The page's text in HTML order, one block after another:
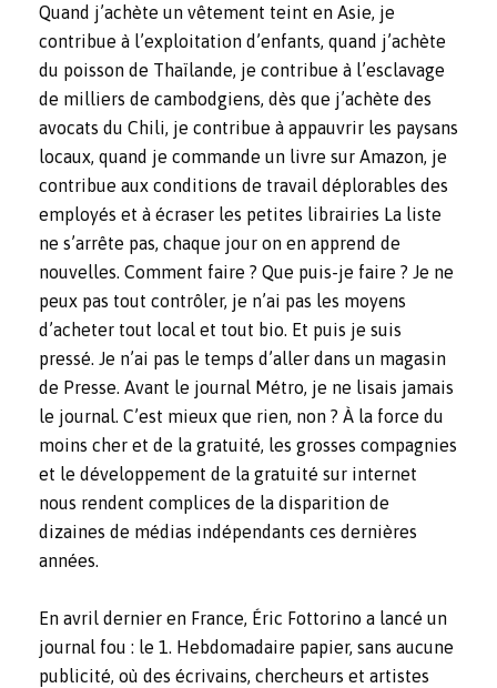
Quand j’achète un vêtement teint en Asie, je
contribue à l’exploitation d’enfants, quand j’achète
du poisson de Thaïlande, je contribue à l’esclavage
de milliers de cambodgiens, dès que j’achète des
avocats du Chili, je contribue à appauvrir les paysans
locaux, quand je commande un livre sur Amazon, je
contribue aux conditions de travail déplorables des
employés et à écraser les petites librairies La liste
ne s’arrête pas, chaque jour on en apprend de
nouvelles. Comment faire ? Que puis-je faire ? Je ne
peux pas tout contrôler, je n’ai pas les moyens
d’acheter tout local et tout bio. Et puis je suis
pressé. Je n’ai pas le temps d’aller dans un magasin
de Presse. Avant le journal Métro, je ne lisais jamais
le journal. C’est mieux que rien, non ? À la force du
moins cher et de la gratuité, les grosses compagnies
et le développement de la gratuité sur internet
nous rendent complices de la disparition de
dizaines de médias indépendants ces dernières
années.
En avril dernier en France, Éric Fottorino a lancé un
journal fou : le 1. Hebdomadaire papier, sans aucune
publicité, où des écrivains, chercheurs et artistes